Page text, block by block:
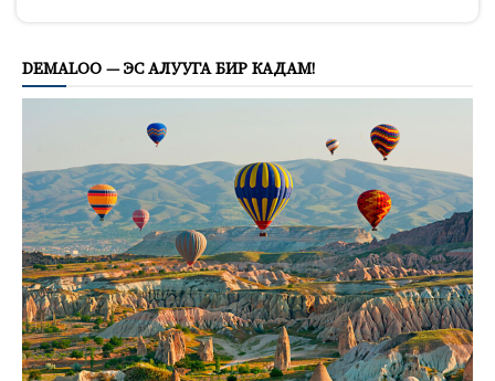
DEMALOO — ЭС АЛУУГА БИР КАДАМ!